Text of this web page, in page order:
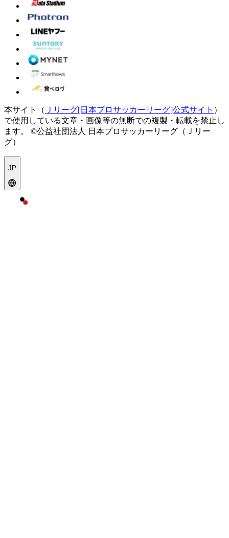
本サイト（ Ｊリーグ[日本プロサッカーリーグ]公式サイト ）
で使用している文章・画像等の無断での複製・転載を禁止し
ます。
©公益社団法人 日本プロサッカーリーグ（Ｊリー
グ）
JP